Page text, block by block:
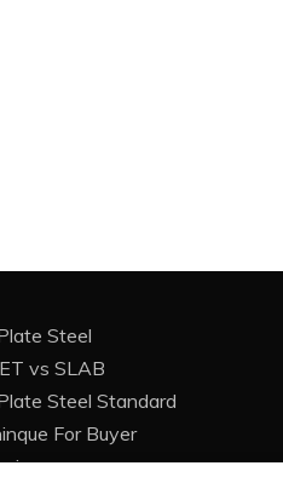
Steel
vs SLAB
Steel Standard
For Buyer